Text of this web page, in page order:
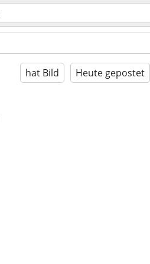
hat Bild Heute gepostet